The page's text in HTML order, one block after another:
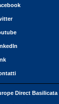
Direct Basilicata